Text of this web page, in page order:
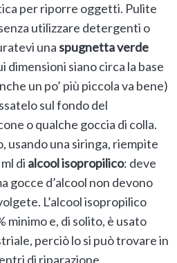
per riporre oggetti. Pulite
utilizzare detergenti o
unaspugnetta verde
dimensioni siano circa la base
un po’ più piccola va bene)
sul fondo del
o qualche goccia di colla.
usando una siringa, riempite
di alcool isopropilico: deve
gocce d’alcool non devono
L’alcool isopropilico
minimo e, di solito, è usato
perciò lo si può trovare in
di riparazione